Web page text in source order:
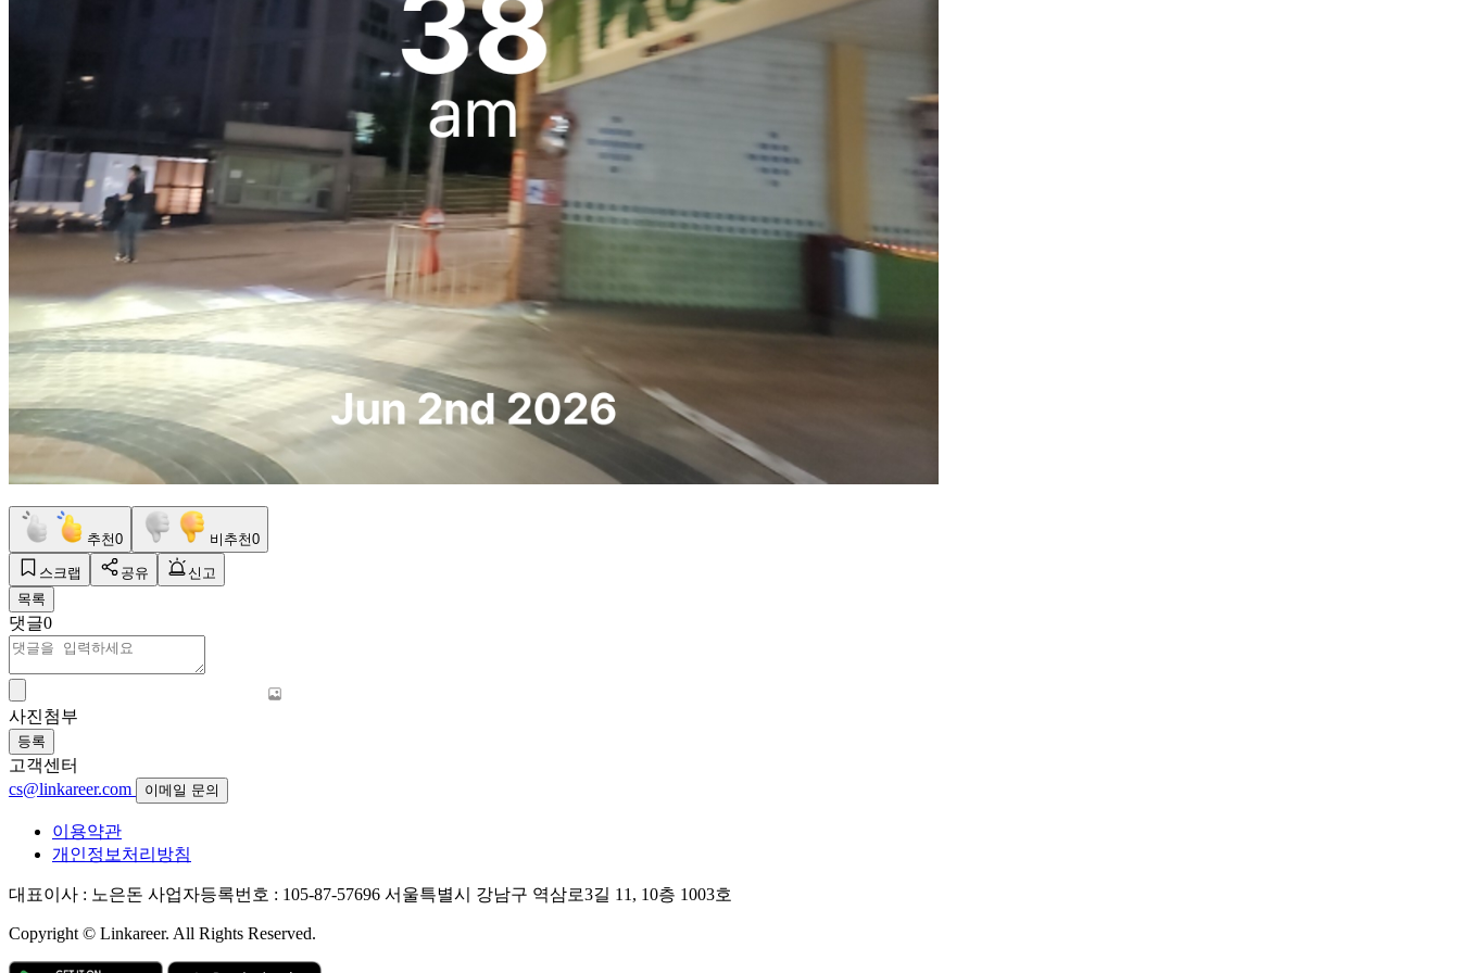
추천0 비추천0
스크랩 공유
신고
목록
댓글0
사진첨부
등록
고객센터
cs@linkareer.com
이메일 문의
이용약관
개인정보처리방침
대표이사 : 노은돈 사업자등록번호 : 105-87-57696 서울특별시 강남구 역삼로3길 11, 10층 1003호
Copyright © Linkareer. All Rights Reserved.